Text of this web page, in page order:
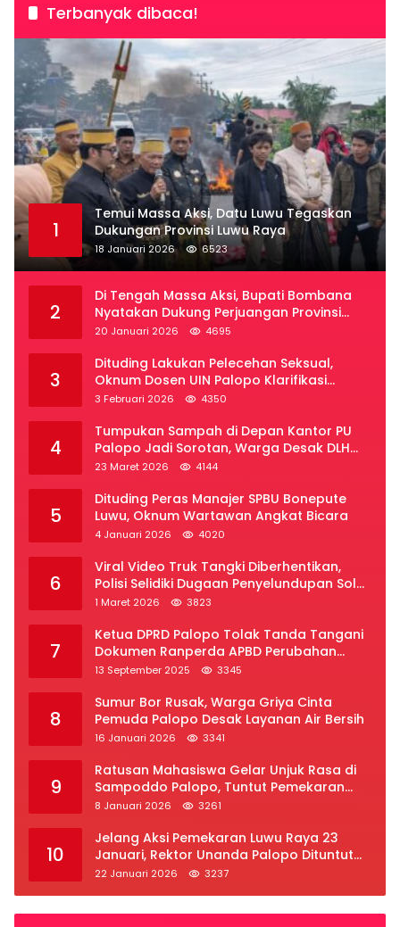
Terbanyak dibaca!
1
Temui Massa Aksi, Datu Luwu Tegaskan
Dukungan Provinsi Luwu Raya
18 Januari 2026 6523
2
Di Tengah Massa Aksi, Bupati Bombana
Nyatakan Dukung Perjuangan Provinsi
Luwu Raya
20 Januari 2026 4695
3
Dituding Lakukan Pelecehan Seksual,
Oknum Dosen UIN Palopo Klarifikasi
Kronologi
3 Februari 2026 4350
4
Tumpukan Sampah di Depan Kantor PU
Palopo Jadi Sorotan, Warga Desak DLH
Segera Bertindak
23 Maret 2026 4144
5
Dituding Peras Manajer SPBU Bonepute
Luwu, Oknum Wartawan Angkat Bicara
4 Januari 2026 4020
6
Viral Video Truk Tangki Diberhentikan,
Polisi Selidiki Dugaan Penyelundupan Solar
Subsidi di Palopo
1 Maret 2026 3823
7
Ketua DPRD Palopo Tolak Tanda Tangani
Dokumen Ranperda APBD Perubahan
2025
13 September 2025 3345
8
Sumur Bor Rusak, Warga Griya Cinta
Pemuda Palopo Desak Layanan Air Bersih
16 Januari 2026 3341
9
Ratusan Mahasiswa Gelar Unjuk Rasa di
Sampoddo Palopo, Tuntut Pemekaran
Provinsi Luwu Raya
8 Januari 2026 3261
10
Jelang Aksi Pemekaran Luwu Raya 23
Januari, Rektor Unanda Palopo Dituntut
Liburkan Mahasiswa
22 Januari 2026 3237